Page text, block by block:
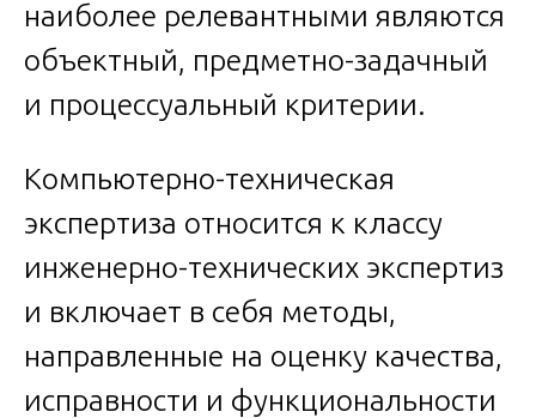
наиболее релевантными являются
объектный, предметно-задачный
и процессуальный критерии.
Компьютерно-техническая
экспертиза относится к классу
инженерно-технических экспертиз
и включает в себя методы,
направленные на оценку качества,
исправности и функциональности